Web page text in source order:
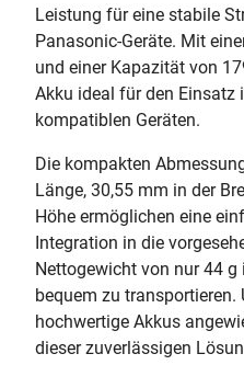
Leistung für eine stabile
Panasonic-Geräte. Mit
und einer Kapazität von
Akku ideal für den Einsatz
kompatiblen Geräten.
Die kompakten
Länge, 30,55 mm in der
Höhe ermöglichen eine
Integration in die
Nettogewicht von nur 44
bequem zu transportieren.
hochwertige Akkus
dieser zuverlässigen